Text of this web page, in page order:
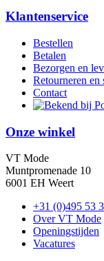
Klantenservice
Bestellen
Betalen
Bezorgen en
Retourneren en
Contact
Onze winkel
VT Mode
Muntpromenade 10
6001 EH Weert
+31 (0)495 53
Over VT Mode
Openingstijden
Vacatures